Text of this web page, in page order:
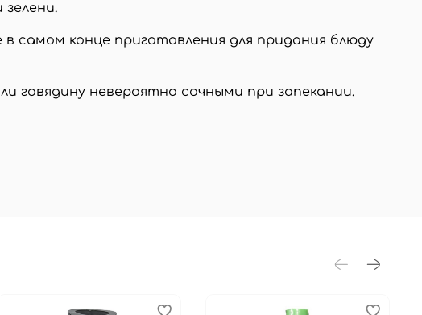
самом конце приготовления для придания блюду
говядину невероятно сочными при запекании.